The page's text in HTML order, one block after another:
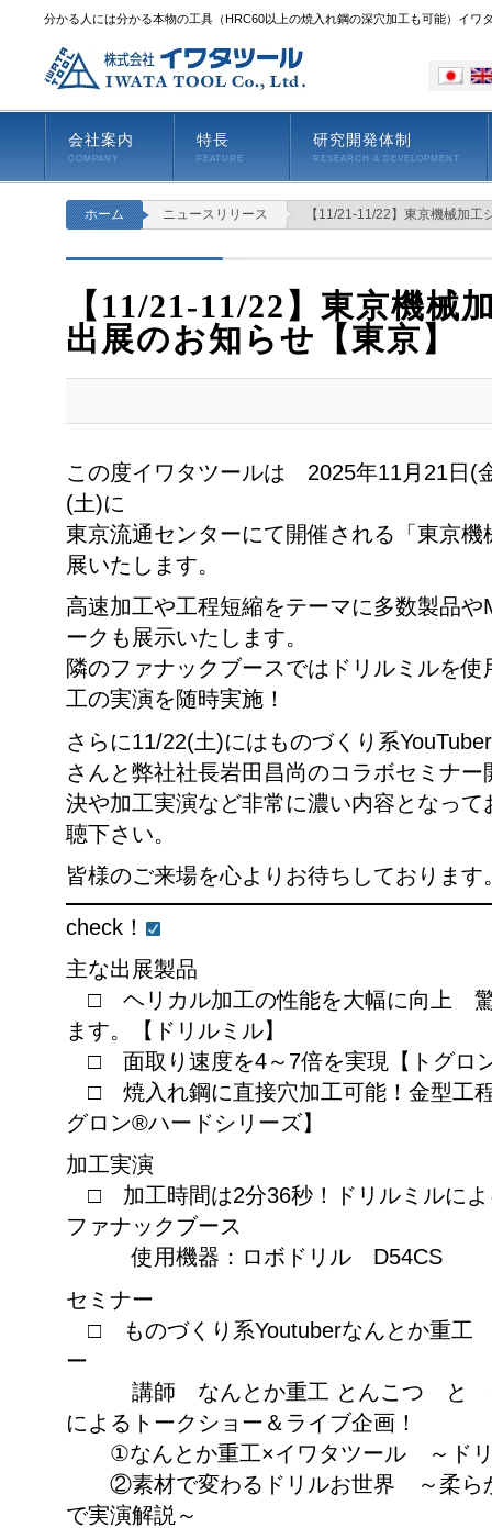
分かる人には分かる本物の工具（HRC60以上の焼入れ鋼の深穴加工も可能）イワ
会社案内
COMPANY
特長
FEATURE
研究開発体制
RESEARCH & DEVELOPMENT
ホーム ニュースリリース 【11/21-11/22】東京機械加
【11/21-11/22】東京機械
出展のお知らせ【東京】
この度イワタツールは 2025年11月21日(
(土)に
東京流通センターにて開催される「東京
展いたします。
高速加工や工程短縮をテーマに多数製品
ークも展示いたします。
隣のファナックブースではドリルミルを
工の実演を随時実施！
さらに11/22(土)にはものづくり系
さんと弊社社長岩田昌尚のコラボセミナ
決や加工実演など非常に濃い内容となっ
聴下さい。
皆様のご来場を心よりお待ちしております
check！
主な出展製品
□ ヘリカル加工の性能を大幅に向上 驚
ます。【ドリルミル】
□ 面取り速度を4～7倍を実現【トグロ
□ 焼入れ鋼に直接穴加工可能！金型工
グロン®ハードシリーズ】
加工実演
□ 加工時間は2分36秒！ドリルミルに
ファナックブース
使用機器：ロボドリル D54CS
セミナー
□ ものづくり系Youtuberなんとか重工
ー
講師 なんとか重工 とんこつ と
によるトークショー＆ライブ企画！
①なんとか重工×イワタツール ～ドリ
②素材で変わるドリルお世界 ～柔ら
で実演解説～